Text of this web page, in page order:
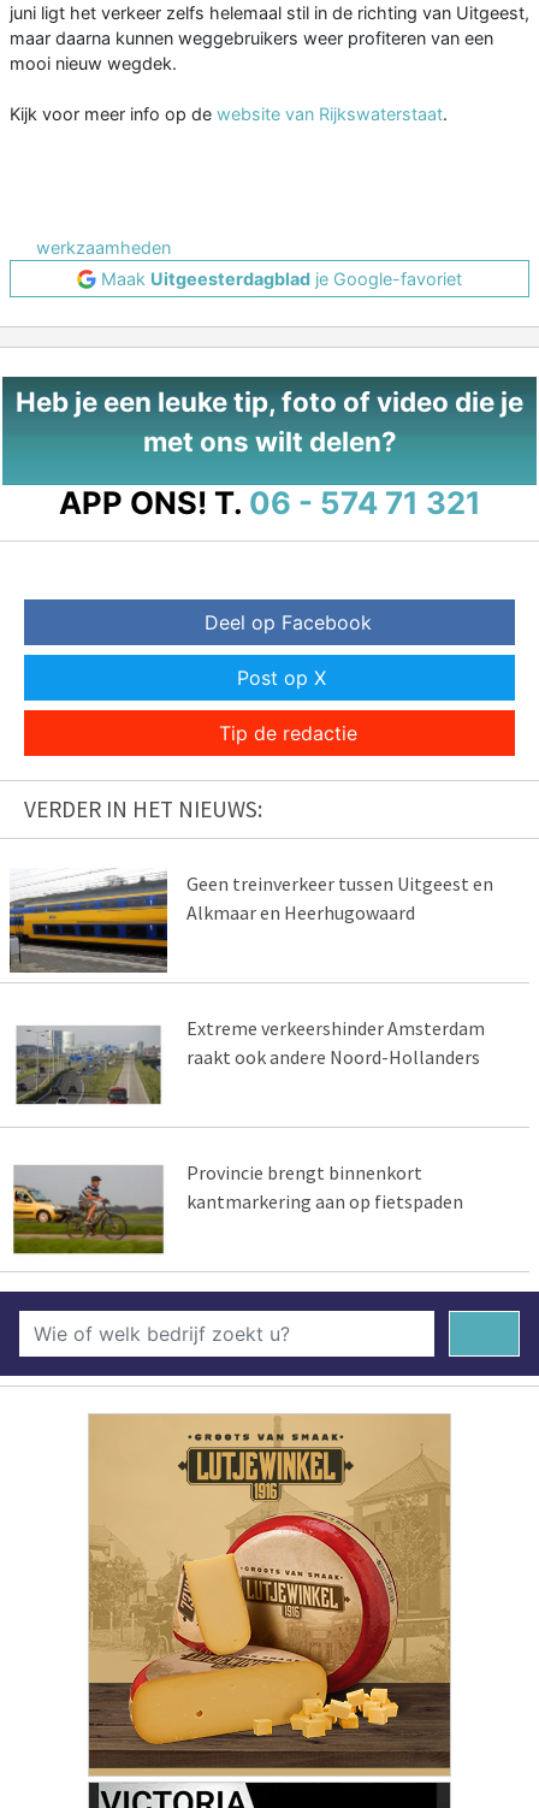
juni ligt het verkeer zelfs helemaal stil in de richting van Uitgeest,
maar daarna kunnen weggebruikers weer profiteren van een
mooi nieuw wegdek.
Kijk voor meer info op de website van Rijkswaterstaat.
werkzaamheden
Maak Uitgeesterdagblad je Google-favoriet
Heb je een leuke tip, foto of video die je
met ons wilt delen?
APP ONS! T. 06 - 574 71 321
Deel op Facebook
Post op X
Tip de redactie
VERDER IN HET NIEUWS:
Geen treinverkeer tussen Uitgeest en
Alkmaar en Heerhugowaard
Extreme verkeershinder Amsterdam
raakt ook andere Noord-Hollanders
Provincie brengt binnenkort
kantmarkering aan op fietspaden